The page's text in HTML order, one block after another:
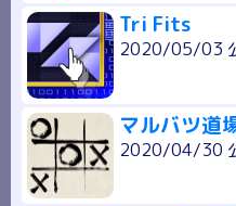
Tri Fits
2020/05/03
マルバツ道
2020/04/30